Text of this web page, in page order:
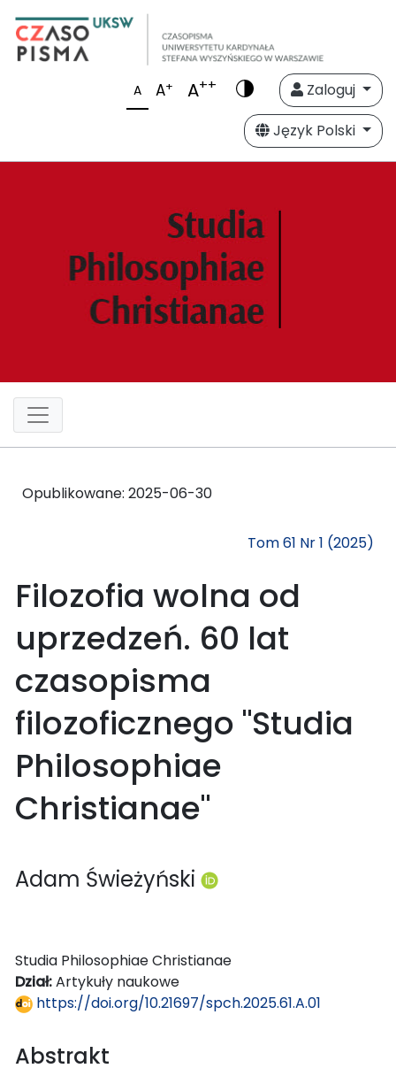
A A+ A++
Zaloguj
Język Polski
Opublikowane: 2025-06-30
Tom 61 Nr 1 (2025)
Filozofia wolna od
uprzedzeń. 60 lat
czasopisma
filozoficznego "Studia
Philosophiae
Christianae"
Adam Świeżyński
Studia Philosophiae Christianae
Dział:Artykuły naukowe
https://doi.org/10.21697/spch.2025.61.A.01
Abstrakt